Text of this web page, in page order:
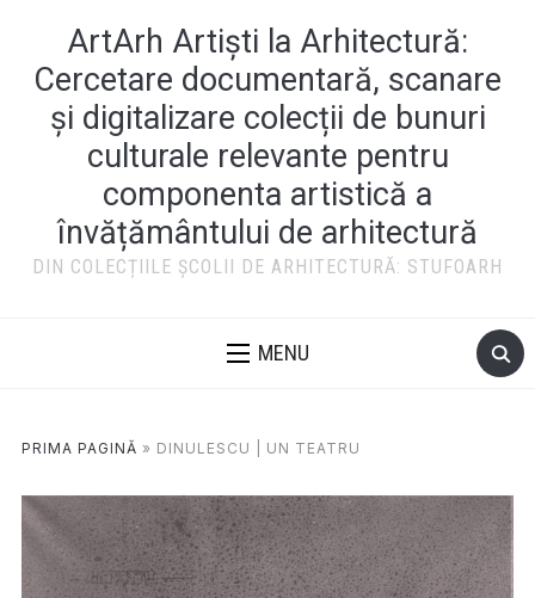
ArtArh Artiști la Arhitectură:
Cercetare documentară, scanare
și digitalizare colecții de bunuri
culturale relevante pentru
componenta artistică a
învățământului de arhitectură
DIN COLECȚIILE ȘCOLII DE ARHITECTURĂ: STUFOARH
MENU
PRIMA PAGINĂ » DINULESCU | UN TEATRU